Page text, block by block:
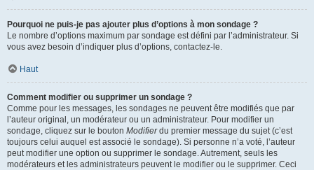
Pourquoi ne puis-je pas ajouter plus d’options à mon sondage ?
Le nombre d’options maximum par sondage est défini par l’administrateur. Si
vous avez besoin d’indiquer plus d’options, contactez-le.
Haut
Comment modifier ou supprimer un sondage ?
Comme pour les messages, les sondages ne peuvent être modifiés que par
l’auteur original, un modérateur ou un administrateur. Pour modifier un
sondage, cliquez sur le bouton Modifierdu premier message du sujet (c’est
toujours celui auquel est associé le sondage). Si personne n’a voté, l’auteur
peut modifier une option ou supprimer le sondage. Autrement, seuls les
modérateurs et les administrateurs peuvent le modifier ou le supprimer. Ceci